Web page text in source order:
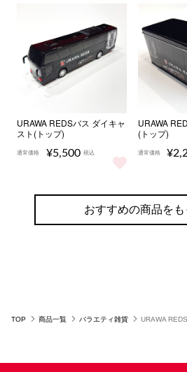
URAWA REDSバス ダイキャ
スト(トップ)
通常価格 ¥5,500 税込
URAWA REDSバス ダイキャス
URAWA
(トップ)
通常価格
URAWA
おすすめの商品をも
TOP 商品一覧 バラエティ雑貨 URAWA